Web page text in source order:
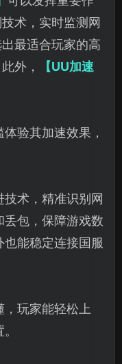
术，实时监测网
最适合玩家的高
外，
【UU加速
验其加速效果，
技术，精准识别网
包，保障游戏数
能稳定连接国服
，玩家能轻松上